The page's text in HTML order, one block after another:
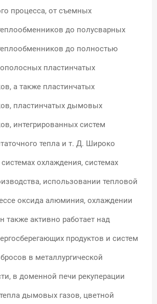
процесса, от съемных
до полусварных
до полностью
пластинчатых
а также пластинчатых
пластинчатых дымовых
интегрированных систем
тепла и т. Д. Широко
охлаждения, системах
использовании тепловой
оксида алюминия, охлаждении
также активно работает над
продуктов и систем
в металлургической
в доменной печи рекуперации
дымовых газов, цветной